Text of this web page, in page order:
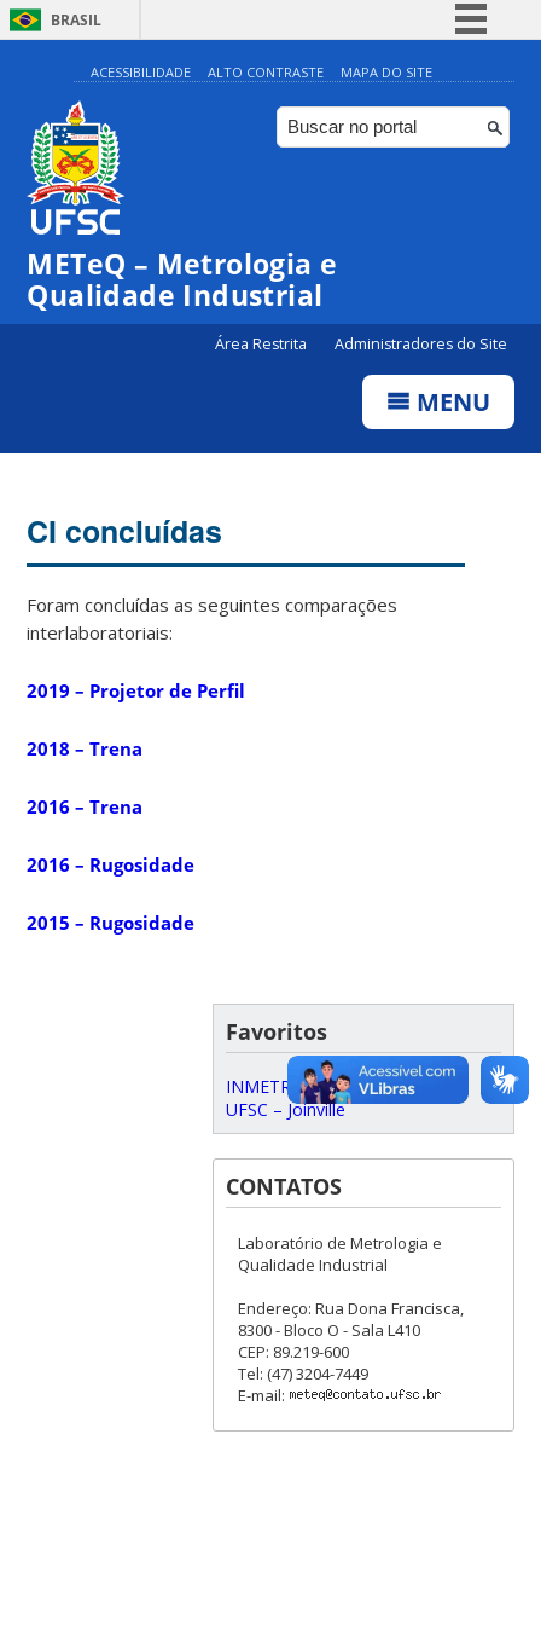
BRASIL
Simplifique!
Comunica BR
Participe
ACESSIBILIDADE ALTO CONTRASTE MAPA DO SITE
METeQ – Metrologia e
Qualidade Industrial
Área Restrita Administradores do Site
MENU
CI concluídas
Foram concluídas as seguintes comparações
interlaboratoriais:
2019 – Projetor de Perfil
2018 – Trena
2016 – Trena
2016 – Rugosidade
2015 – Rugosidade
Favoritos
INMETRO
UFSC – Joinville
CONTATOS
Laboratório de Metrologia e
Qualidade Industrial
Endereço: Rua Dona Francisca,
8300 - Bloco O - Sala L410
CEP: 89.219-600
Tel: (47) 3204-7449
E-mail: